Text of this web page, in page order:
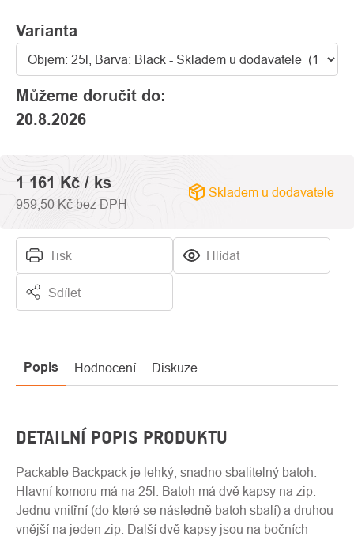
Varianta
Můžeme doručit do:
20.8.2026
Tisk Hlídat
Sdílet
1 161 Kč / ks
959,50 Kč bez DPH
Skladem u dodavatele
Popis Hodnocení Diskuze
DETAILNÍ POPIS PRODUKTU
Packable Backpack je lehký, snadno sbalitelný batoh.
Hlavní komoru má na 25l. Batoh má dvě kapsy na zip.
Jednu vnitřní (do které se následně batoh sbalí) a druhou
vnější na jeden zip. Další dvě kapsy jsou na bočních